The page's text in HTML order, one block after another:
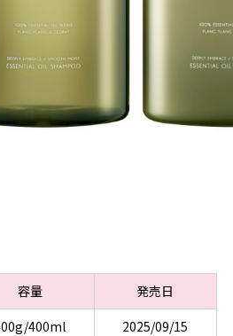
容量
発売日
400ml 2025/09/15